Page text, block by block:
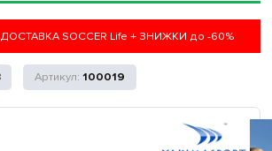
SOCCER Life + ЗНИЖКИ до -60%
100019